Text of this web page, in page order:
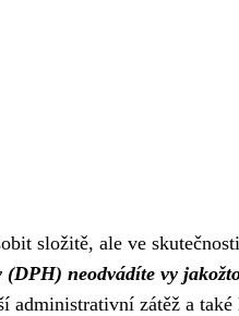
složitě, ale ve
neodvádíte vy
administrativní zátěž a